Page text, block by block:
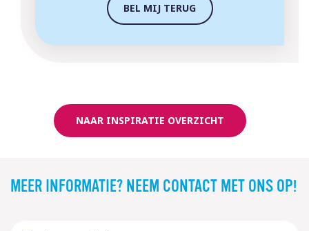
BEL MIJ TERUG
NAAR INSPIRATIE OVERZICHT
MEER INFORMATIE? NEEM CONTACT MET ONS OP!